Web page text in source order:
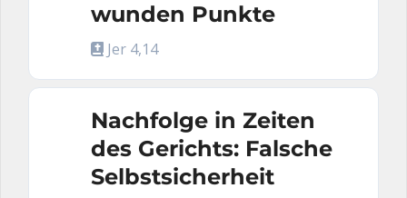
wunden Punkte
Jer 4,14
Nachfolge in Zeiten
des Gerichts: Falsche
Selbstsicherheit